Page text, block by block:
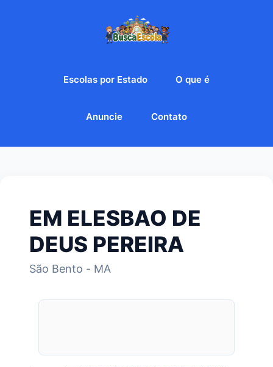
Escolas por Estado O que é
Anuncie Contato
EM ELESBAO DE
DEUS PEREIRA
São Bento - MA